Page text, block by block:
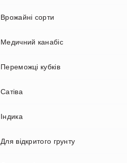
Врожайні сорти
Медичний канабіс
Переможці кубків
Сатіва
Індика
Для відкритого грунту